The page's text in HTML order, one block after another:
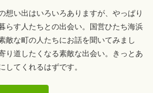
想い出はいろいろありますが、やっぱり
らす人たちとの出会い。国営ひたち海浜
敵な町の人たちにお話を聞いてみまし
り道したくなる素敵な出会い。きっとあ
てくれるはずです。